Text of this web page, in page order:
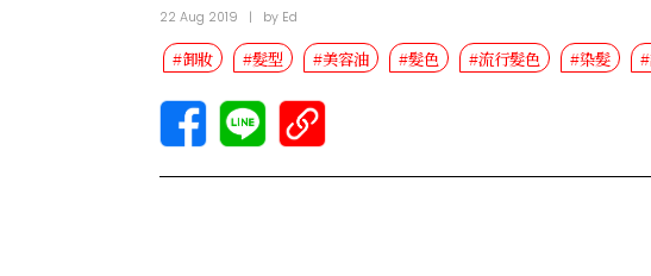
22 Aug 2019 | by Ed
#卸妝 #髮型 #美容油 #髮色 #流行髮色 #染髮